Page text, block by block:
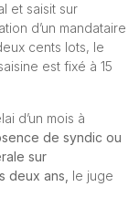
et saisit sur
d’un mandataire
cents lots, le
est fixé à 15
d’un mois à
de syndic ou
sur
deux ans, le juge